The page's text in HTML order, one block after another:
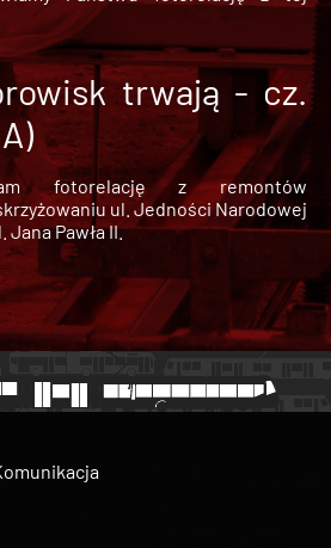
trwają - cz.
fotorelację z remontów
ul. Jedności Narodowej
Pawła II.